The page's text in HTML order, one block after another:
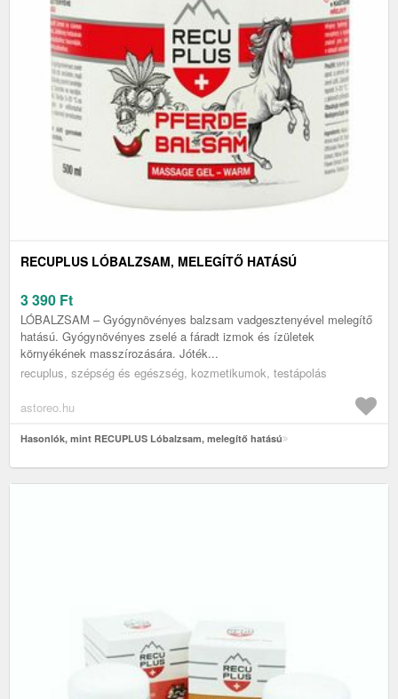
RECUPLUS LÓBALZSAM, MELEGÍTŐ HATÁSÚ
3 390 Ft
LÓBALZSAM – Gyógynövényes balzsam vadgesztenyével melegítő
hatású. Gyógynövényes zselé a fáradt izmok és ízületek
környékének masszírozására. Jóték...
recuplus, szépség és egészség, kozmetikumok, testápolás
astoreo.hu
Hasonlók, mint RECUPLUS Lóbalzsam, melegítő hatású